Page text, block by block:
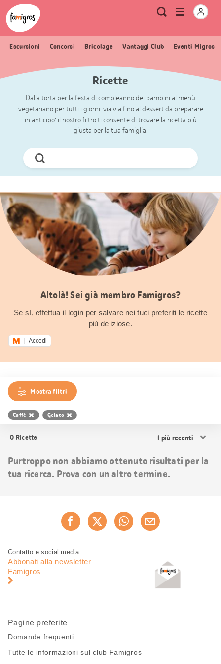
Navigazione
segnalibri
Header
Logo Metanavigazione
Ricerca
Apri
menu
Escursioni Concorsi Bricolage Vantaggi Club Eventi Migros
Ricette
Dalla torta per la festa di compleanno dei bambini al menù
vegetariano per tutti i giorni, via via fino al dessert da preparare
in anticipo: il nostro filtro ti consente di trovare la ricetta più
giusta per la tua famiglia.
Cerca
ora
Altolà! Sei già membro Famigros?
Se sì, effettua il login per salvare nei tuoi preferiti le ricette
più deliziose.
Accedi
Mostra filtri
Caffè Gelato
0 Ricette
i
Purtroppo non abbiamo ottenuto risultati per la
tua ricerca. Prova con un altro termine.
Consiglia ora
Piè
pagina
Navigazione
pagina
Contatto e social media
Abbonati alla newsletter
Famigros
Pagine preferite
Domande frequenti
Tutte le informazioni sul club Famigros